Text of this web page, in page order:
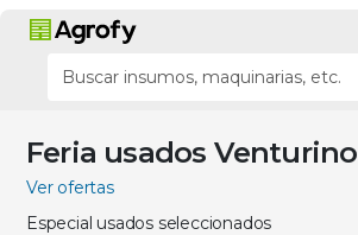
Feria usados Venturino
Ver ofertas
Especial usados seleccionados